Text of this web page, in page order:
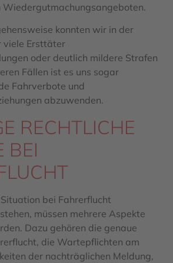
konnten wir in der
viele Ersttäter
oder deutlich mildere Strafen
Fällen ist es uns sogar
Fahrverbote und
abzuwenden.
RECHTLICHE
BEI
bei Fahrerflucht
müssen mehrere Aspekte
Dazu gehören die genaue
die Wartepflichten am
der nachträglichen Meldung,